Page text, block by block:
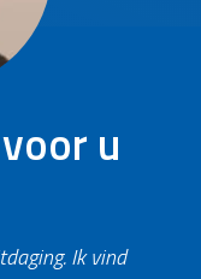
voor u
Ik vind